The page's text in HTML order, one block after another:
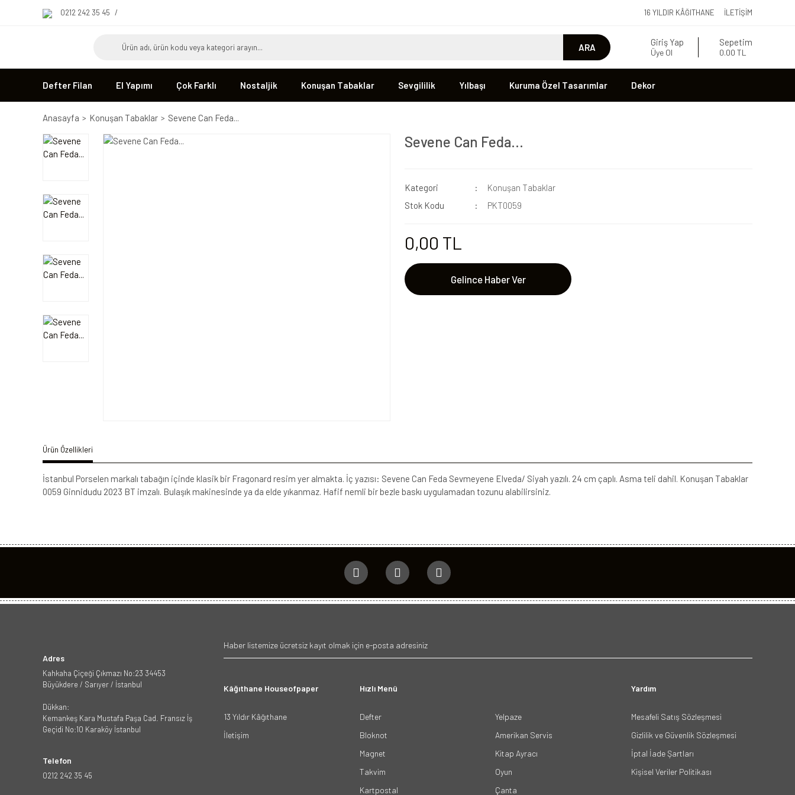
0212 242 35 45 / 16 YILDIR KÂĞITHANE İLETIŞIM
ARA Giriş Yap
Üye Ol
Sepetim
0.00 TL
Defter Filan El Yapımı Çok Farklı Nostaljik Konuşan Tabaklar Sevgililik Yılbaşı Kuruma Özel Tasarımlar Dekor
Anasayfa Konuşan Tabaklar Sevene Can Feda...
Sevene Can Feda...
Kategori
Konuşan Tabaklar
Stok Kodu
PKT0059
0,00 TL
Gelince Haber Ver
Ürün Özellikleri
İstanbul Porselen markalı tabağın içinde klasik bir Fragonard resim yer almakta. İç yazısı: Sevene Can Feda Sevmeyene Elveda/ Siyah yazılı. 24 cm çaplı. Asma teli dahil. Konuşan Tabaklar
0059 Ginnidudu 2023 BT imzalı. Bulaşık makinesinde ya da elde yıkanmaz. Hafif nemli bir bezle baskı uygulamadan tozunu alabilirsiniz.
Adres
Kahkaha Çiçeği Çıkmazı No:23 34453
Büyükdere / Sarıyer / İstanbul
Dükkan:
Kemankeş Kara Mustafa Paşa Cad. Fransız İş
Geçidi No:10 Karaköy İstanbul
Telefon
0212 242 35 45
Kâğıthane Houseofpaper
13 Yıldır Kâğıthane
İletişim
Hızlı Menü
Defter
Bloknot
Magnet
Takvim
Kartpostal
Yelpaze
Amerikan Servis
Kitap Ayracı
Oyun
Çanta
Yardım
Mesafeli Satış Sözleşmesi
Gizlilik ve Güvenlik Sözleşmesi
İptal İade Şartları
Kişisel Veriler Politikası